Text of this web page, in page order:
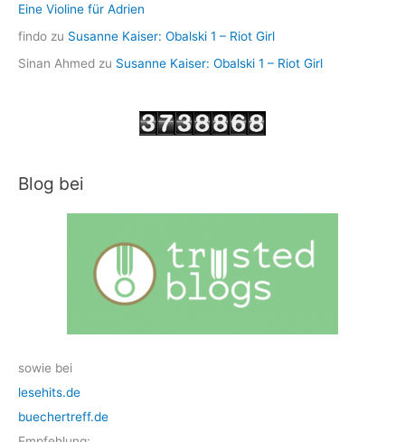
Eine Violine für Adrien
findo zu Susanne Kaiser: Obalski 1 – Riot Girl
Sinan Ahmed zu Susanne Kaiser: Obalski 1 – Riot Girl
Blog bei
sowie bei
lesehits.de
buechertreff.de